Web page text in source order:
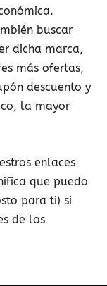
buscar
dicha marca,
más ofertas,
descuento y
la mayor
enlaces
que puedo
para ti) si
de los